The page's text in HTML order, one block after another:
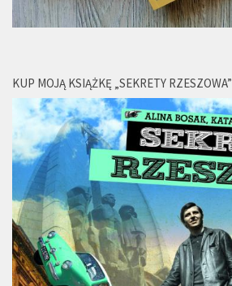
KUP MOJĄ KSIĄŻKĘ „SEKRETY RZESZOWA”